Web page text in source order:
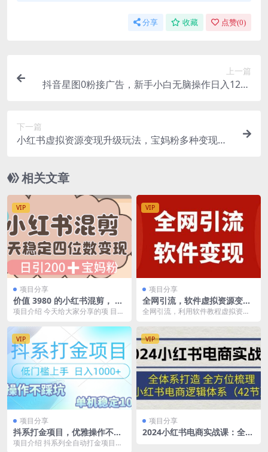
分享 收藏 点赞(0)
上一篇
抖音星图0粉接广告，新手小白无脑操作日入1200
下一篇
小红书虚拟资源变现升级玩法，宝妈粉多种变现方
相关文章
VIP
项目分享
价值 3980 的小红书混剪， 虚
拟变现，日引 200+宝妈创业
项目介绍 今天给大家分享的项 目是
变现 ＋...
VIP
项目分享
全网引流，软件虚拟资源变现
项目，日入1000＋
全网引流，利用软件教程虚拟资源
载和文件图片处理...
VIP
项目分享
抖系打金项目，优雅操作不踩
坑，稳定收益日入1000 单机
项目介绍 抖系列全自动打金项目，
VIP
项目分享
2024小红书电商实战课：全体